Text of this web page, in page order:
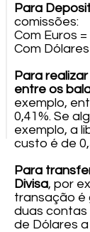
Para
comissões:
Com Euros =
Com Dólares
Para
entre os
exemplo,
0,41%. Se
exemplo, a
custo é de
Para
Divisa, por
transação é
duas contas
de Dólares a